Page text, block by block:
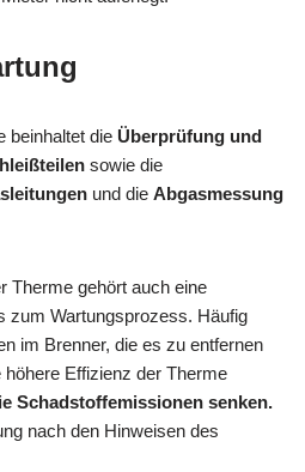
beinhaltet die Überprüfung und
sowie die
und die Abgasmessung
Therme gehört auch eine
zum Wartungsprozess. Häufig
im Brenner, die es zu entfernen
Effizienz der Therme
Schadstoffemissionen senken.
nach den Hinweisen des